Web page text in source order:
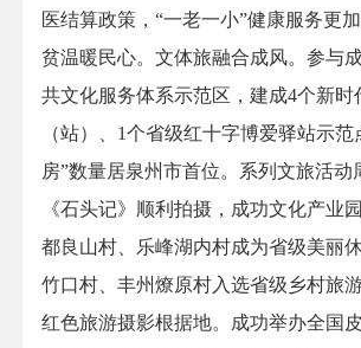
医结算政策，“一老一小”健康服务更
贫温暖民心。文体旅融合成风。参与
共文化服务体系示范区，建成4个新时
（站）、1个省级红十字博爱驿站示范
房”数量居泉州市首位。系列文旅活动
《石头记》顺利拍摄，成功文化产业
都良山村、乐峰湖内村成为省级美丽
竹口村、丰州燎原村入选省级乡村旅
红色旅游摄影根据地。成功举办全国